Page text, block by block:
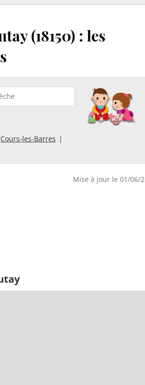
(18150) : les
Cours-les-Barres
Mise à jour le 01/06/